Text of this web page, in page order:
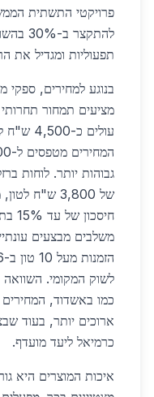
פרויקטי התשתית
תפעוליות ומגדיל את
בנוגע למחירים, ספקי
מציעים תמחור תחרותי
עולים
גבוהות יותר. לוחות
של 3,800
לשוק המקומי.
ארוכים יותר, בעוד
כרמיאל ליעד מועדף.
איכות המוצרים היא